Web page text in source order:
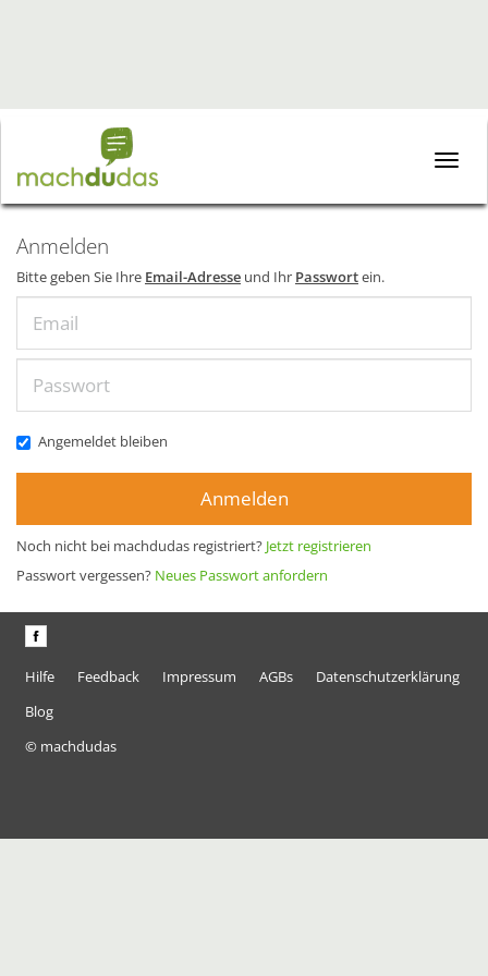
Toggle
Anmelden
Bitte geben Sie Ihre Email-Adresse und Ihr Passwortein.
Angemeldet bleiben
Anmelden
Noch nicht bei machdudas registriert? Jetzt registrieren
Passwort vergessen? Neues Passwort anfordern
Hilfe Feedback Impressum AGBs
Datenschutzerklärung
Blog
© machdudas